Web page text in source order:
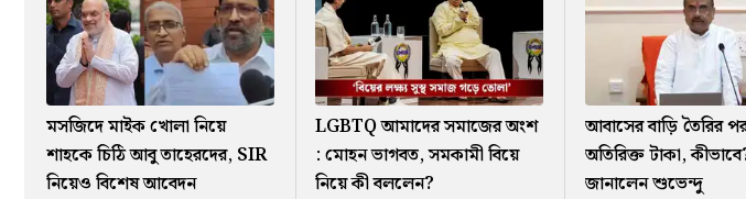
মসজিদে মাইক খোলা নিয়ে
শাহকে চিঠি আবু তাহেরদের, SIR
নিয়েও বিশেষ আবেদন
LGBTQ আমাদের সমাজের অংশ
: মোহন ভাগবত, সমকামী বিয়ে
নিয়ে কী বললেন?
আবাসের বাড়ি তৈরির
অতিরিক্ত টাকা,
জানালেন শুভেন্দু